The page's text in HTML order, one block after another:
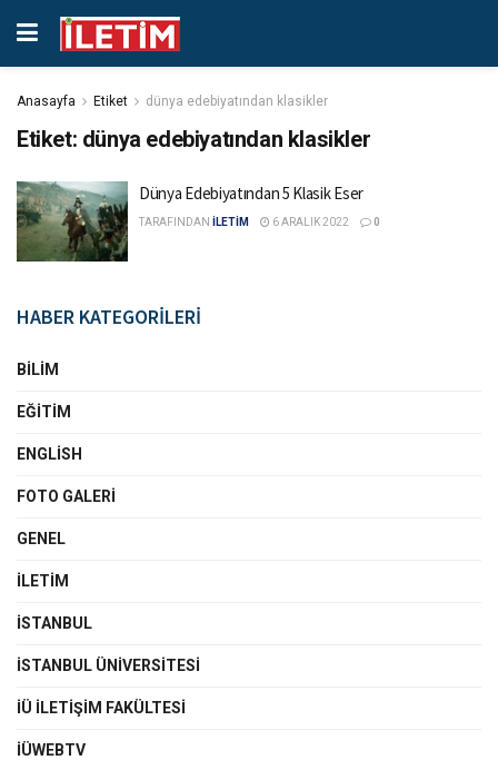
Anasayfa Etiket dünya edebiyatından klasikler
Etiket: dünya edebiyatından klasikler
Dünya Edebiyatından 5 Klasik Eser
TARAFINDAN İLETİM 6 ARALIK 2022 0
HABER KATEGORİLERİ
BILIM
EĞITIM
ENGLISH
FOTO GALERI
GENEL
İLETIM
İSTANBUL
İSTANBUL ÜNIVERSITESI
İÜ İLETIŞIM FAKÜLTESI
İÜWEBTV